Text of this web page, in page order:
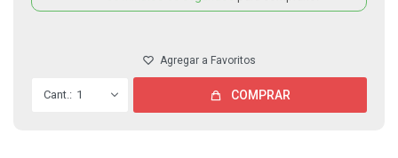
1 COMPRAR